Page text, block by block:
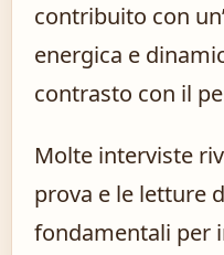
contribuito con
energica e
contrasto con il
Molte interviste
prova e le letture
fondamentali per